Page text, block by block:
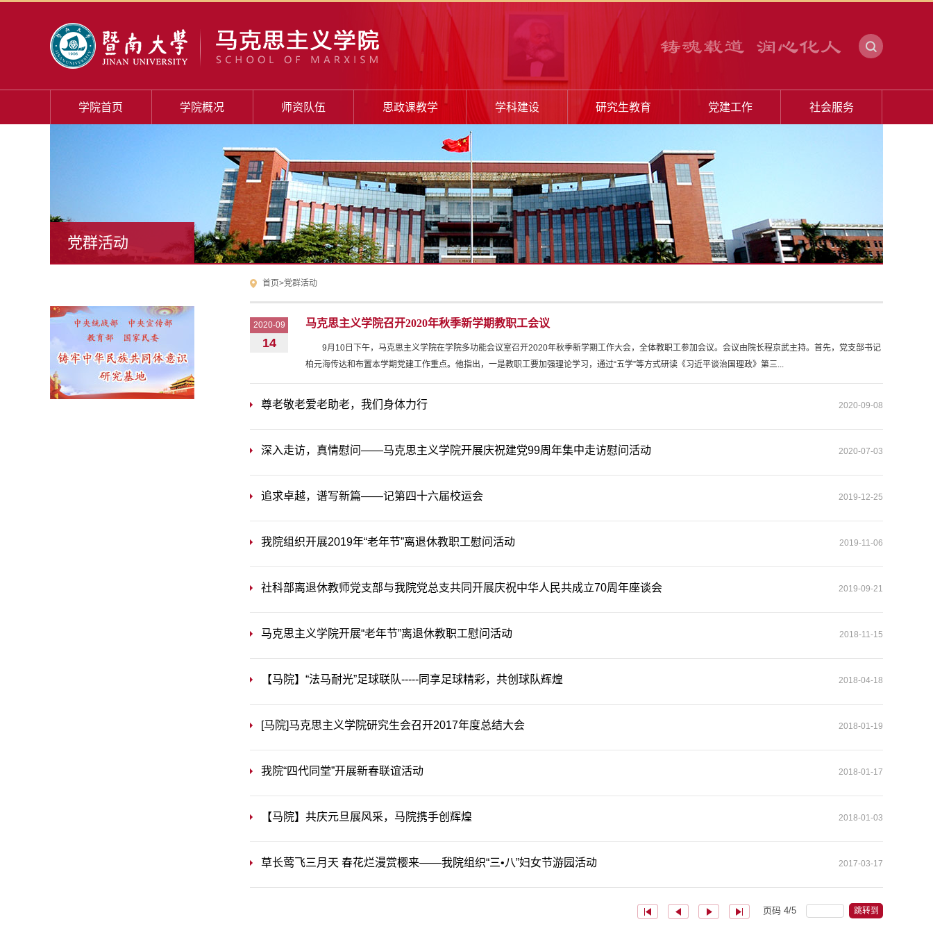
学院首页 学院概况 师资队伍 思政课教学 学科建设 研究生教育 党建工作 社会服务
党群活动
首页>党群活动
2020-09
14
马克思主义学院召开2020年秋季新学期教职工会议
9月10日下午，马克思主义学院在学院多功能会议室召开2020年秋季新学期工作大会，全体教职工参加会议。会议由院长程京武主持。首先，党支部书记
柏元海传达和布置本学期党建工作重点。他指出，一是教职工要加强理论学习，通过“五学”等方式研读《习近平谈治国理政》第三...
尊老敬老爱老助老，我们身体力行 2020-09-08
深入走访，真情慰问——马克思主义学院开展庆祝建党99周年集中走访慰问活动 2020-07-03
追求卓越，谱写新篇——记第四十六届校运会 2019-12-25
我院组织开展2019年“老年节”离退休教职工慰问活动 2019-11-06
社科部离退休教师党支部与我院党总支共同开展庆祝中华人民共成立70周年座谈会 2019-09-21
马克思主义学院开展“老年节”离退休教职工慰问活动 2018-11-15
【马院】“法马耐光”足球联队-----同享足球精彩，共创球队辉煌 2018-04-18
[马院]马克思主义学院研究生会召开2017年度总结大会 2018-01-19
我院“四代同堂”开展新春联谊活动 2018-01-17
【马院】共庆元旦展风采，马院携手创辉煌 2018-01-03
草长莺飞三月天 春花烂漫赏樱来——我院组织“三•八”妇女节游园活动 2017-03-17
页码 4/5 跳转到